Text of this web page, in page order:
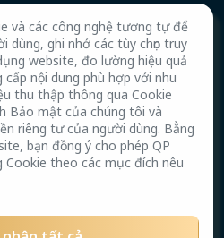
và các công nghệ tương tự để
dùng, ghi nhớ các tùy chọn truy
website, đo lường hiệu quả
nội dung phù hợp với nhu
thu thập thông qua Cookie
Bảo mật của chúng tôi và
riêng tư của người dùng. Bằng
bạn đồng ý cho phép QP
theo các mục đích nêu